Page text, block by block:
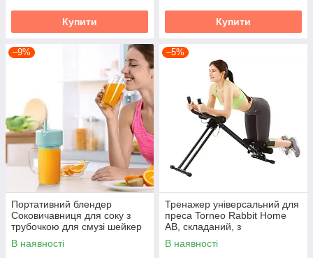
Купити Купити
–9%
Портативний блендер
Соковичавниця для соку з
трубочкою для смузі шейкер
(RD-121)
В наявності
–5%
Тренажер універсальний для
преса Torneo Rabbit Home
AB, складаний, з
регулюванням нахилу та
комп'ютером
В наявності